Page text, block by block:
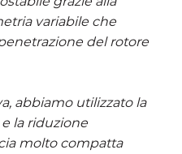
variabile che
del rotore
abbiamo utilizzato la
la riduzione
molto compatta